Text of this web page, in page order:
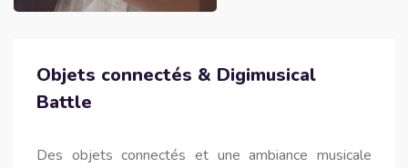
Objets connectés & Digimusical
Battle
Des objets connectés et une ambiance musicale